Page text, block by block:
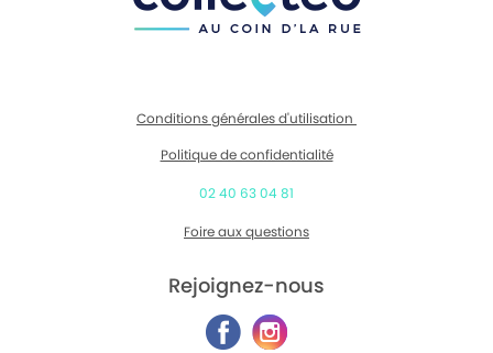
Conditions générales d'utilisation
Politique de confidentialité
02 40 63 04 81
Foire aux questions
Rejoignez-nous